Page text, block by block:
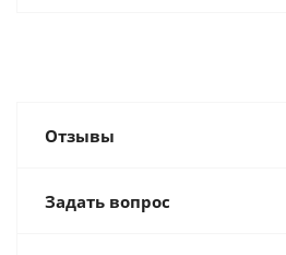
Отзывы
Задать вопрос